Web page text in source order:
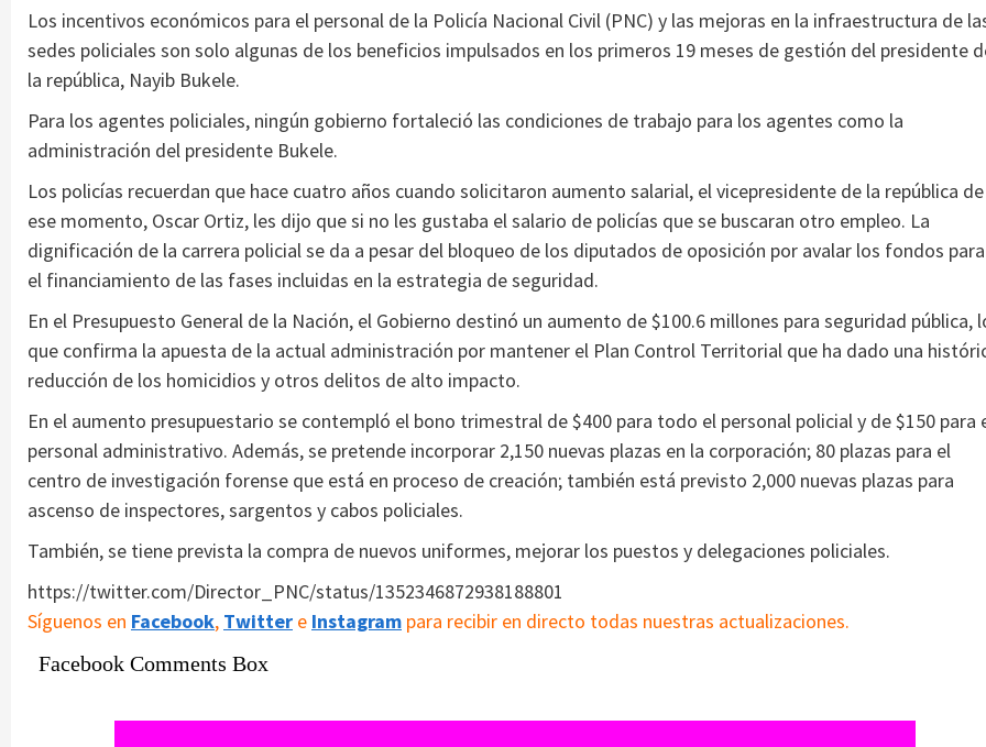
Los incentivos económicos para el personal de la Policía Nacional Civil (PNC) y las mejoras en la infraestructura de
sedes policiales son solo algunas de los beneficios impulsados en los primeros 19 meses de gestión del presidente
la república, Nayib Bukele.
Para los agentes policiales, ningún gobierno fortaleció las condiciones de trabajo para los agentes como la
administración del presidente Bukele.
Los policías recuerdan que hace cuatro años cuando solicitaron aumento salarial, el vicepresidente de la república de
ese momento, Oscar Ortiz, les dijo que si no les gustaba el salario de policías que se buscaran otro empleo. La
dignificación de la carrera policial se da a pesar del bloqueo de los diputados de oposición por avalar los fondos para
el financiamiento de las fases incluidas en la estrategia de seguridad.
En el Presupuesto General de la Nación, el Gobierno destinó un aumento de $100.6 millones para seguridad pública,
que confirma la apuesta de la actual administración por mantener el Plan Control Territorial que ha dado una
reducción de los homicidios y otros delitos de alto impacto.
En el aumento presupuestario se contempló el bono trimestral de $400 para todo el personal policial y de $150 para
personal administrativo. Además, se pretende incorporar 2,150 nuevas plazas en la corporación; 80 plazas para el
centro de investigación forense que está en proceso de creación; también está previsto 2,000 nuevas plazas para
ascenso de inspectores, sargentos y cabos policiales.
También, se tiene prevista la compra de nuevos uniformes, mejorar los puestos y delegaciones policiales.
https://twitter.com/Director_PNC/status/1352346872938188801
Síguenos en Facebook, Twitter e Instagram para recibir en directo todas nuestras actualizaciones.
Facebook Comments Box